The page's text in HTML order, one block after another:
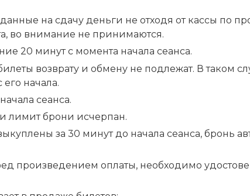
на сдачу деньги не отходя от кассы по
во внимание не принимаются.
20 минут с момента начала сеанса.
возврату и обмену не подлежат. В таком
начала.
сеанса.
лимит брони исчерпан.
за 30 минут до начала сеанса, бронь
произведением оплаты, необходимо